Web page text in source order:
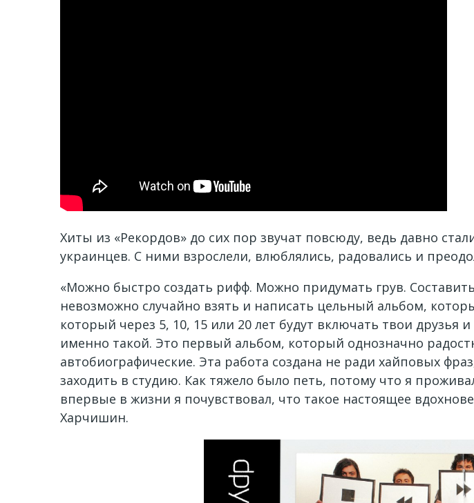
Хиты из «Рекордов» до сих пор звучат повсюду, ведь давно
украинцев. С ними взрослели, влюблялись, радовались и
«Можно быстро создать рифф. Можно придумать грув.
невозможно случайно взять и написать цельный альбом,
который через 5, 10, 15 или 20 лет будут включать твои
именно такой. Это первый альбом, который однозначно
автобиографические. Эта работа создана не ради хайповых
заходить в студию. Как тяжело было петь, потому что я
впервые в жизни я почувствовал, что такое настоящее
Харчишин.